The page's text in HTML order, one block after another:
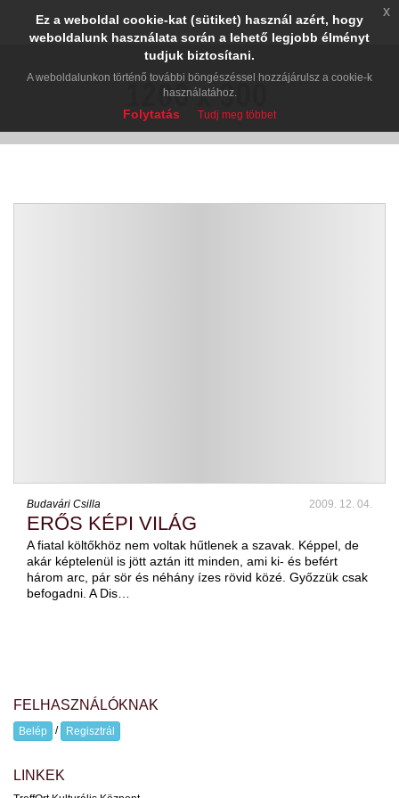
Budavári Csilla 2009. 12. 04.
ERŐS KÉPI VILÁG
A fiatal költőkhöz nem voltak hűtlenek a szavak. Képpel, de
akár képtelenül is jött aztán itt minden, ami ki- és befért
három arc, pár sör és néhány ízes rövid közé. Győzzük csak
befogadni. A Dis…
FELHASZNÁLÓKNAK
Belép / Regisztrál
LINKEK
Ez a weboldal cookie-kat (sütiket) használ azért, hogy
weboldalunk használata során a lehető legjobb élményt
tudjuk biztosítani.
A weboldalunkon történő további böngészéssel hozzájárulsz a cookie-k
használatához.
Folytatás Tudj meg többet
x